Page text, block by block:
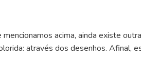
acima, ainda existe
através dos desenhos. Afinal,